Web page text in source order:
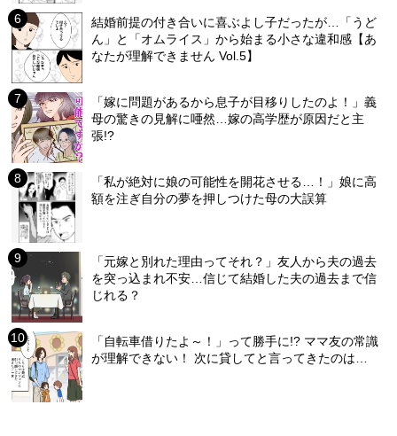
結婚前提の付き合いに喜ぶよし子だったが…「うど
ん」と「オムライス」から始まる小さな違和感【あ
なたが理解できません Vol.5】
「嫁に問題があるから息子が目移りしたのよ！」義
母の驚きの見解に唖然…嫁の高学歴が原因だと主
張!?
「私が絶対に娘の可能性を開花させる…！」娘に高
額を注ぎ自分の夢を押しつけた母の大誤算
「元嫁と別れた理由ってそれ？」友人から夫の過去
を突っ込まれ不安…信じて結婚した夫の過去まで信
じれる？
「自転車借りたよ～！」って勝手に!? ママ友の常識
が理解できない！ 次に貸してと言ってきたのは…